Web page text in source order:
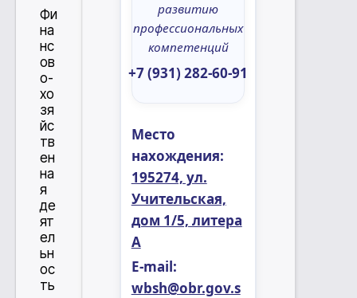
Фи
на
нс
ов
о-
хо
зя
йс
тв
ен
на
я
де
ят
ел
ьн
ос
ть
развитию
профессиональных
компетенций
+7 (931) 282-60-91
Место
нахождения:
195274, ул.
Учительская,
дом 1/5, литера
А
Е-mail:
wbsh@obr.gov.s